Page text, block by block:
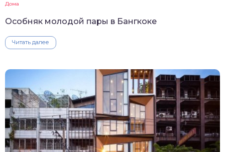
Дома
Особняк молодой пары в Бангкоке
Читать далее